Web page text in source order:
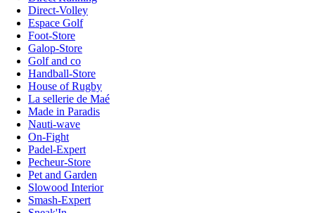
Direct-Volley
Espace Golf
Foot-Store
Galop-Store
Golf and co
Handball-Store
House of Rugby
La sellerie de Maé
Made in Paradis
Nauti-wave
On-Fight
Padel-Expert
Pecheur-Store
Pet and Garden
Slowood Interior
Smash-Expert